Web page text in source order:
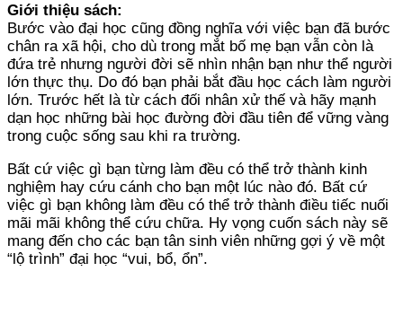
Giới thiệu sách:
Bước vào đại học cũng đồng nghĩa với việc bạn đã bước
chân ra xã hội, cho dù trong mắt bố mẹ bạn vẫn còn là
đứa trẻ nhưng người đời sẽ nhìn nhận bạn như thể người
lớn thực thụ. Do đó bạn phải bắt đầu học cách làm người
lớn. Trước hết là từ cách đối nhân xử thế và hãy mạnh
dạn học những bài học đường đời đầu tiên để vững vàng
trong cuộc sống sau khi ra trường.
Bất cứ việc gì bạn từng làm đều có thể trở thành kinh
nghiệm hay cứu cánh cho bạn một lúc nào đó. Bất cứ
việc gì bạn không làm đều có thể trở thành điều tiếc nuối
mãi mãi không thể cứu chữa. Hy vọng cuốn sách này sẽ
mang đến cho các bạn tân sinh viên những gợi ý về một
“lộ trình” đại học “vui, bổ, ổn”.